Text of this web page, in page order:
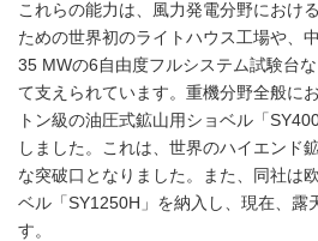
これらの能力は、風力発電分野におけ
ための世界初のライトハウス工場や、
35 MWの6自由度フルシステム試験台
て支えられています。重機分野全般に
トン級の油圧式鉱山用ショベル「
しました。これは、世界のハイエンド
な突破口となりました。また、同社は
ベル「SY1250H」を納入し、現在、露
す。